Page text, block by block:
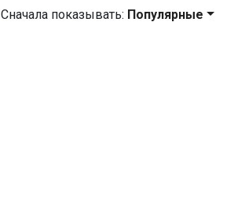
Сначала показывать: Популярные